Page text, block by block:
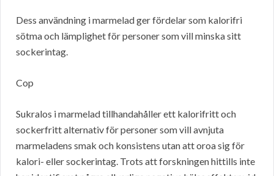
Dess användning i marmelad ger fördelar som kalorifri
sötma och lämplighet för personer som vill minska sitt
sockerintag.
Cop
Sukralos i marmelad tillhandahåller ett kalorifritt och
sockerfritt alternativ för personer som vill avnjuta
marmeladens smak och konsistens utan att oroa sig för
kalori- eller sockerintag. Trots att forskningen hittills inte